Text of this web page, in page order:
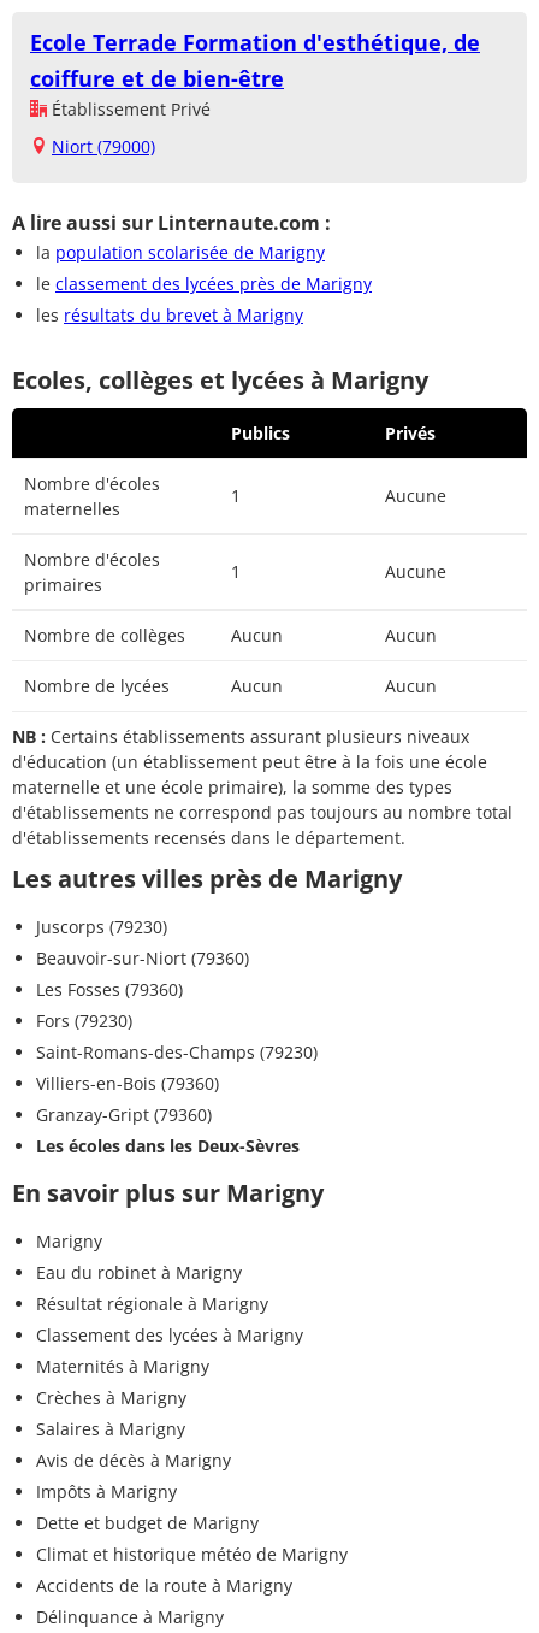
Ecole Terrade Formation d'esthétique, de
coiffure et de bien-être
Établissement Privé
Niort (79000)
A lire aussi sur Linternaute.com :
la population scolarisée de Marigny
le classement des lycées près de Marigny
les résultats du brevet à Marigny
Ecoles, collèges et lycées à Marigny
Publics Privés
Nombre d'écoles
maternelles
1 Aucune
Nombre d'écoles
primaires
1 Aucune
Nombre de collèges Aucun Aucun
Nombre de lycées Aucun Aucun
NB : Certains établissements assurant plusieurs niveaux
d'éducation (un établissement peut être à la fois une école
maternelle et une école primaire), la somme des types
d'établissements ne correspond pas toujours au nombre total
d'établissements recensés dans le département.
Les autres villes près de Marigny
Juscorps (79230)
Beauvoir-sur-Niort (79360)
Les Fosses (79360)
Fors (79230)
Saint-Romans-des-Champs (79230)
Villiers-en-Bois (79360)
Granzay-Gript (79360)
Les écoles dans les Deux-Sèvres
En savoir plus sur Marigny
Marigny
Eau du robinet à Marigny
Résultat régionale à Marigny
Classement des lycées à Marigny
Maternités à Marigny
Crèches à Marigny
Salaires à Marigny
Avis de décès à Marigny
Impôts à Marigny
Dette et budget de Marigny
Climat et historique météo de Marigny
Accidents de la route à Marigny
Délinquance à Marigny